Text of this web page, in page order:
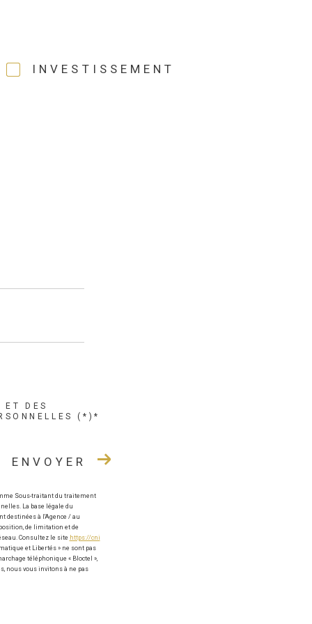
INVESTISSEMENT
DES
(*)*
ENVOYER
Sous-traitant du traitement
La base légale du
destinées à l'Agence / au
de limitation et de
Consultez le site https://cni
et Libertés » ne sont pas
téléphonique « Bloctel »,
nous vous invitons à ne pas